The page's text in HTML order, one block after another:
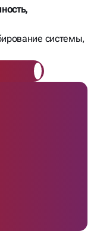
системы,